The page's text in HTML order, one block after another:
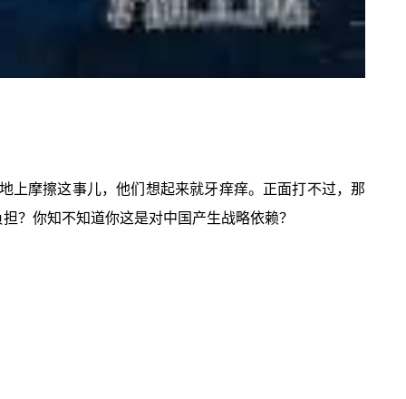
上摩擦这事儿，他们想起来就牙痒痒。正面打不过，那
？你知不知道你这是对中国产生战略依赖？